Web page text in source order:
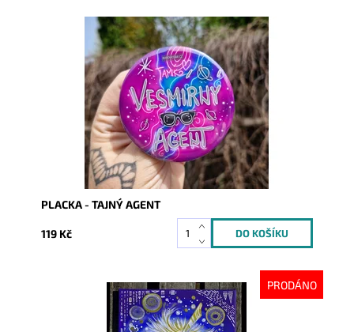
Dostupnost:
Skladem
10199
PLACKA - TAJNÝ AGENT
119 Kč
PRODÁNO
Vyprodáno
10280